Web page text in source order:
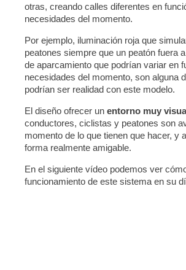
otras, creando calles diferentes en
necesidades del momento.
Por ejemplo, iluminación roja que
peatones siempre que un peatón fuera
de aparcamiento que podrían variar en
necesidades del momento, son alguna
podrían ser realidad con este modelo.
El diseño ofrecer un entorno muy
conductores, ciclistas y peatones son
momento de lo que tienen que hacer, y
forma realmente amigable.
En el siguiente vídeo podemos ver
funcionamiento de este sistema en su